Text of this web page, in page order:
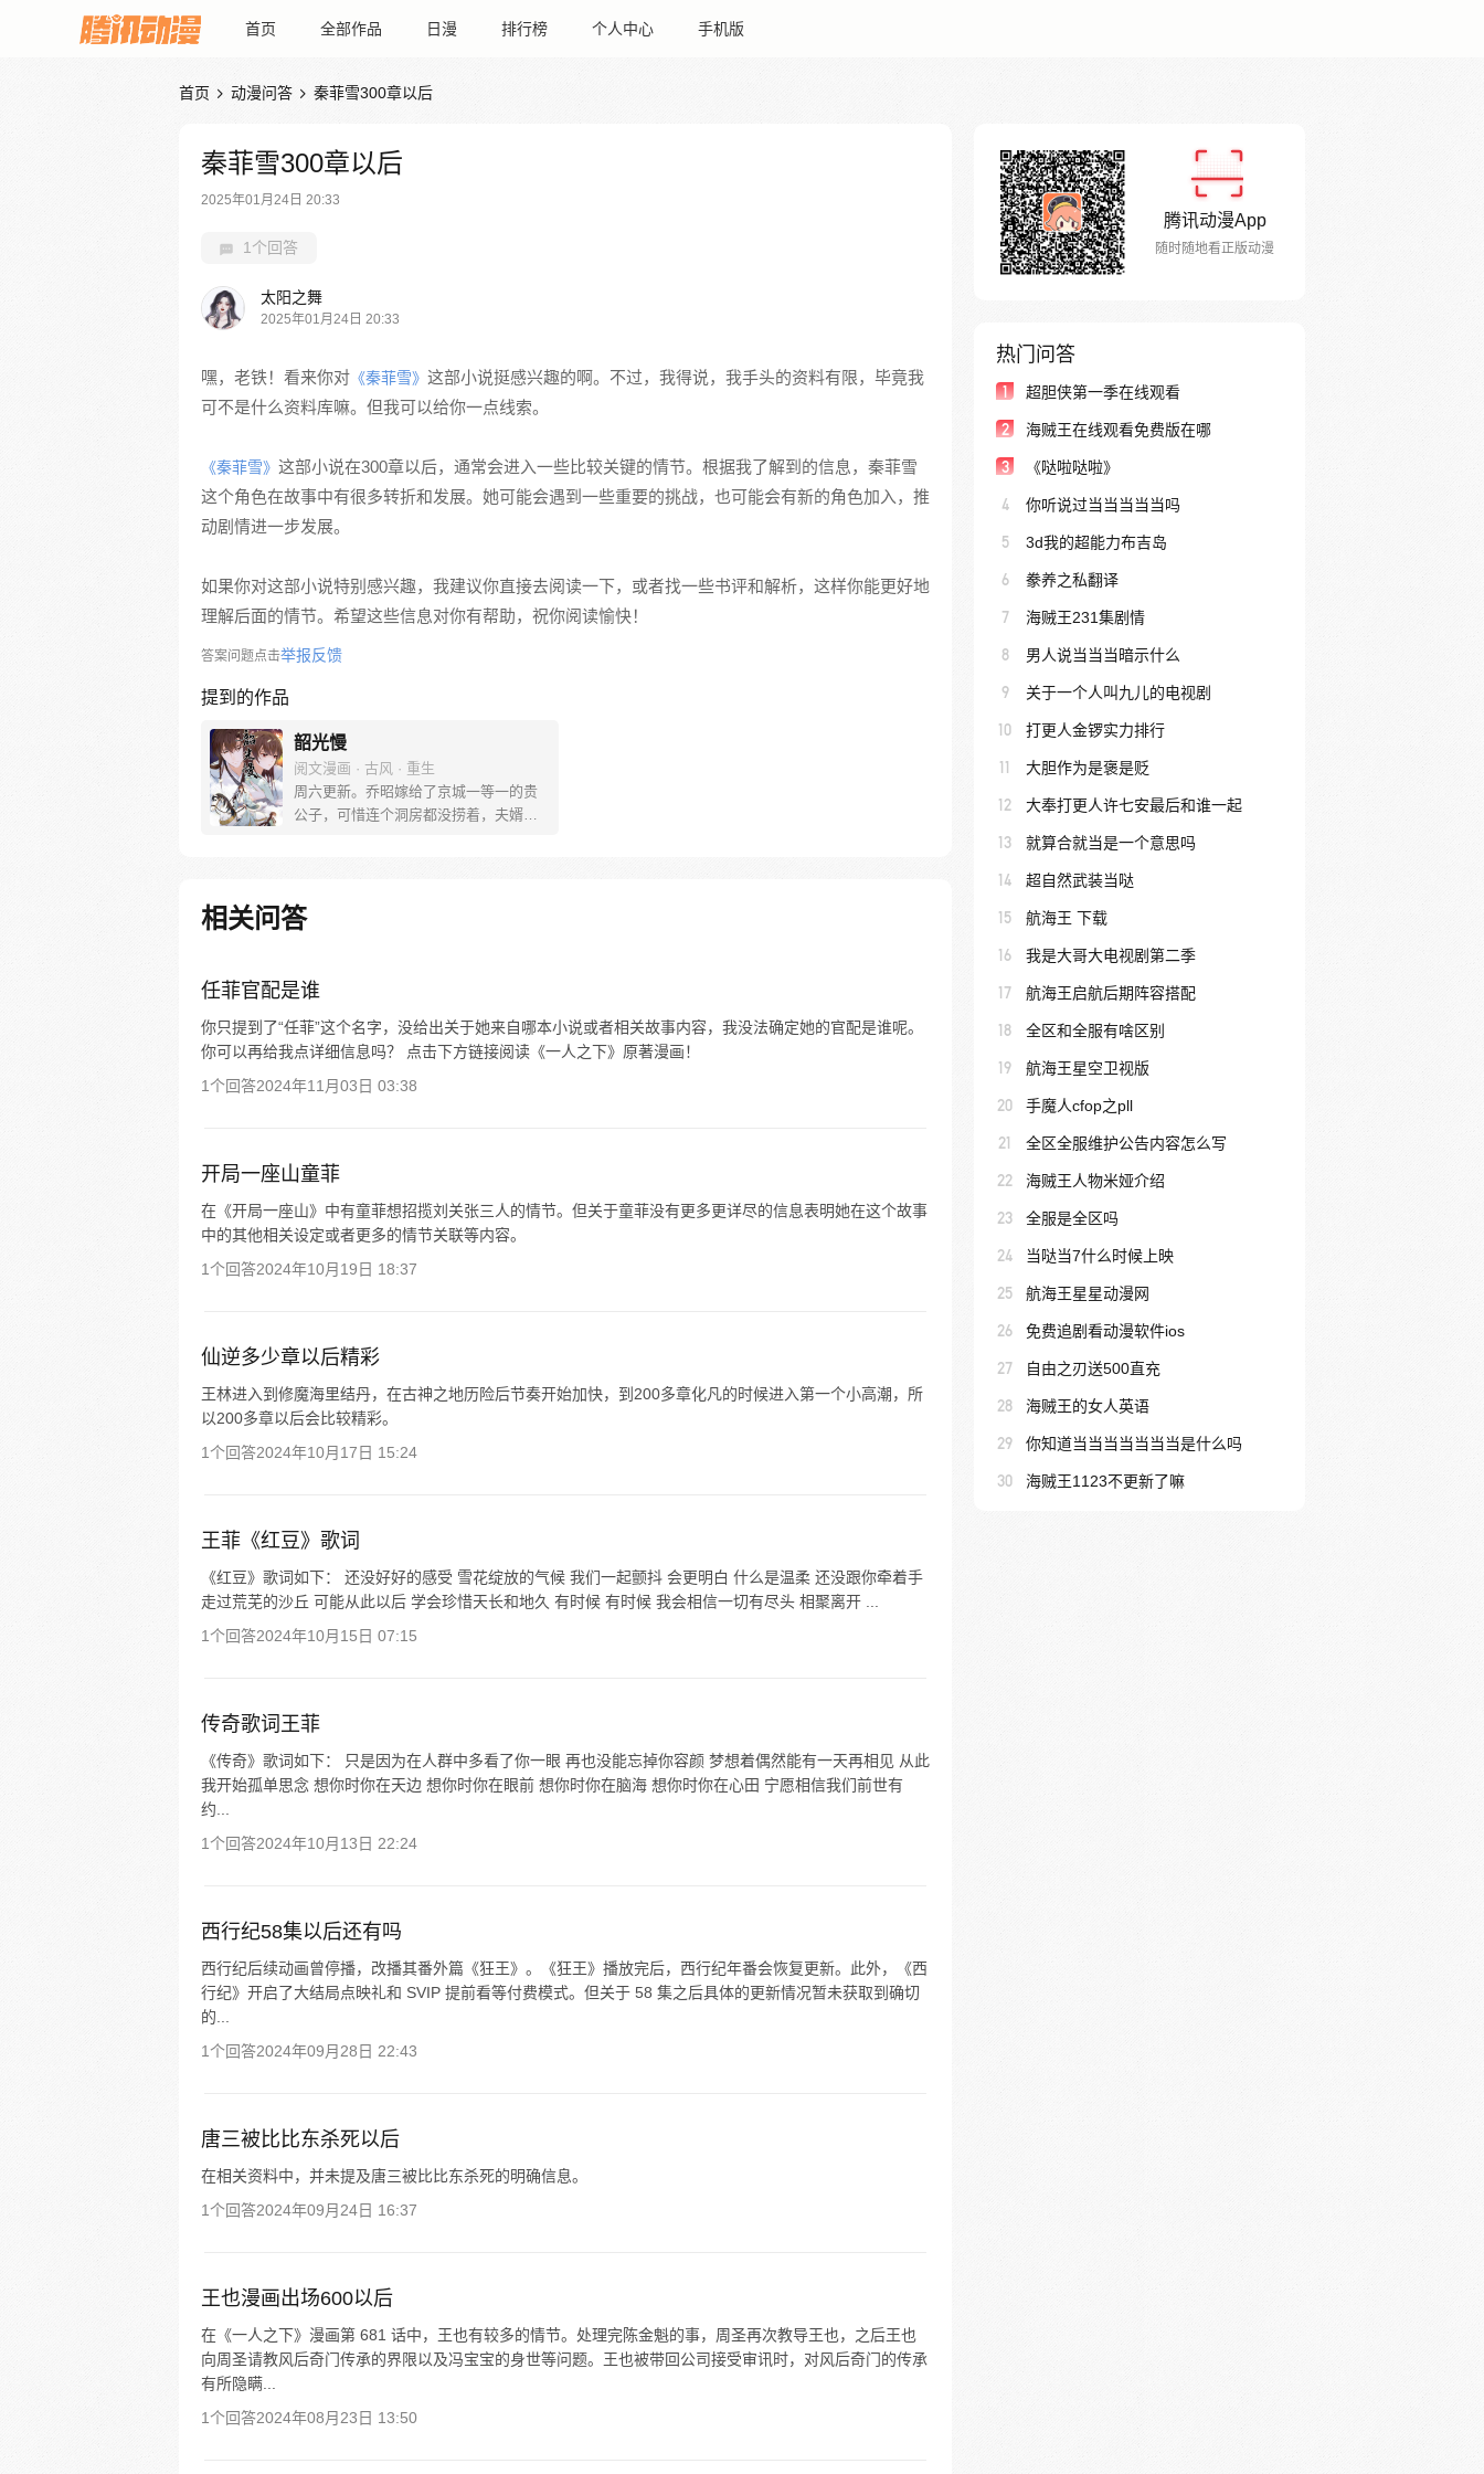
首页 全部作品 日漫 排行榜 个人中心 手机版
首页  动漫问答  秦菲雪300章以后
秦菲雪300章以后
2025年01月24日 20:33
1个回答
太阳之舞
2025年01月24日 20:33
嘿，老铁！看来你对 《秦菲雪》 这部小说挺感兴趣的啊。不过，我得说，我手头的资料有限，毕竟我
可不是什么资料库嘛。但我可以给你一点线索。
《秦菲雪》 这部小说在300章以后，通常会进入一些比较关键的情节。根据我了解到的信息，秦菲雪
这个角色在故事中有很多转折和发展。她可能会遇到一些重要的挑战，也可能会有新的角色加入，推
动剧情进一步发展。
如果你对这部小说特别感兴趣，我建议你直接去阅读一下，或者找一些书评和解析，这样你能更好地
理解后面的情节。希望这些信息对你有帮助，祝你阅读愉快！
答案问题点击举报反馈
提到的作品
韶光慢
阅文漫画 · 古风 · 重生
周六更新。乔昭嫁给了京城一等一的贵
公子，可惜连个洞房都没捞着，夫婿就
京城去。
相关问答
任菲官配是谁
你只提到了“任菲”这个名字，没给出关于她来自哪本小说或者相关故事内容，我没法确定她的官配是谁呢。
你可以再给我点详细信息吗？ 点击下方链接阅读《一人之下》原著漫画！
1个回答2024年11月03日 03:38
开局一座山童菲
在《开局一座山》中有童菲想招揽刘关张三人的情节。但关于童菲没有更多更详尽的信息表明她在这个故事
中的其他相关设定或者更多的情节关联等内容。
1个回答2024年10月19日 18:37
仙逆多少章以后精彩
王林进入到修魔海里结丹，在古神之地历险后节奏开始加快，到200多章化凡的时候进入第一个小高潮，所
以200多章以后会比较精彩。
1个回答2024年10月17日 15:24
王菲《红豆》歌词
《红豆》歌词如下： 还没好好的感受 雪花绽放的气候 我们一起颤抖 会更明白 什么是温柔 还没跟你牵着手
走过荒芜的沙丘 可能从此以后 学会珍惜天长和地久 有时候 有时候 我会相信一切有尽头 相聚离开 ...
1个回答2024年10月15日 07:15
传奇歌词王菲
《传奇》歌词如下： 只是因为在人群中多看了你一眼 再也没能忘掉你容颜 梦想着偶然能有一天再相见 从此
我开始孤单思念 想你时你在天边 想你时你在眼前 想你时你在脑海 想你时你在心田 宁愿相信我们前世有
约...
1个回答2024年10月13日 22:24
西行纪58集以后还有吗
西行纪后续动画曾停播，改播其番外篇《狂王》。《狂王》播放完后，西行纪年番会恢复更新。此外，《西
行纪》开启了大结局点映礼和 SVIP 提前看等付费模式。但关于 58 集之后具体的更新情况暂未获取到确切
的...
1个回答2024年09月28日 22:43
唐三被比比东杀死以后
在相关资料中，并未提及唐三被比比东杀死的明确信息。
1个回答2024年09月24日 16:37
王也漫画出场600以后
在《一人之下》漫画第 681 话中，王也有较多的情节。处理完陈金魁的事，周圣再次教导王也，之后王也
向周圣请教风后奇门传承的界限以及冯宝宝的身世等问题。王也被带回公司接受审讯时，对风后奇门的传承
有所隐瞒...
1个回答2024年08月23日 13:50
腾讯动漫App
随时随地看正版动漫
热门问答
1 超胆侠第一季在线观看
2 海贼王在线观看免费版在哪
3 《哒啦哒啦》
4 你听说过当当当当当吗
5 3d我的超能力布吉岛
6 豢养之私翻译
7 海贼王231集剧情
8 男人说当当当暗示什么
9 关于一个人叫九儿的电视剧
10 打更人金锣实力排行
11 大胆作为是褒是贬
12 大奉打更人许七安最后和谁一起
13 就算合就当是一个意思吗
14 超自然武装当哒
15 航海王 下载
16 我是大哥大电视剧第二季
17 航海王启航后期阵容搭配
18 全区和全服有啥区别
19 航海王星空卫视版
20 手魔人cfop之pll
21 全区全服维护公告内容怎么写
22 海贼王人物米娅介绍
23 全服是全区吗
24 当哒当7什么时候上映
25 航海王星星动漫网
26 免费追剧看动漫软件ios
27 自由之刃送500直充
28 海贼王的女人英语
29 你知道当当当当当当当是什么吗
30 海贼王1123不更新了嘛